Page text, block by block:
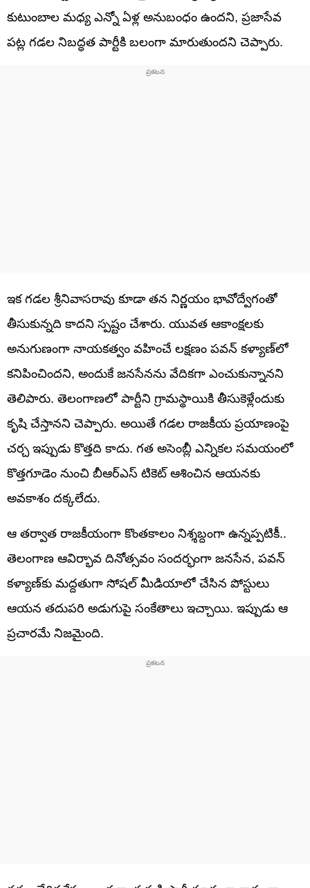
కుటుంబాల మధ్య ఎన్నో ఏళ్ల అనుబంధం ఉందని, ప్రజాసేవ
పట్ల గడల నిబద్ధత పార్టీకి బలంగా మారుతుందని చెప్పారు.
ఇక గడల శ్రీనివాసరావు కూడా తన నిర్ణయం భావోద్వేగంతో
తీసుకున్నది కాదని స్పష్టం చేశారు. యువత ఆకాంక్షలకు
అనుగుణంగా నాయకత్వం వహించే లక్షణం పవన్ కళ్యాణ్‌లో
కనిపించిందని, అందుకే జనసేనను వేదికగా ఎంచుకున్నానని
తెలిపారు. తెలంగాణలో పార్టీని గ్రామస్థాయికి తీసుకెళ్లేందుకు
కృషి చేస్తానని చెప్పారు. అయితే గడల రాజకీయ ప్రయాణంపై
చర్చ ఇప్పుడు కొత్తది కాదు. గత అసెంబ్లీ ఎన్నికల సమయంలో
కొత్తగూడెం నుంచి బీఆర్ఎస్ టికెట్ ఆశించిన ఆయనకు
అవకాశం దక్కలేదు.
ఆ తర్వాత రాజకీయంగా కొంతకాలం నిశ్శబ్దంగా ఉన్నప్పటికీ..
తెలంగాణ ఆవిర్భావ దినోత్సవం సందర్భంగా జనసేన, పవన్
కళ్యాణ్‌కు మద్దతుగా సోషల్ మీడియాలో చేసిన పోస్టులు
ఆయన తదుపరి అడుగుపై సంకేతాలు ఇచ్చాయి. ఇప్పుడు ఆ
ప్రచారమే నిజమైంది.